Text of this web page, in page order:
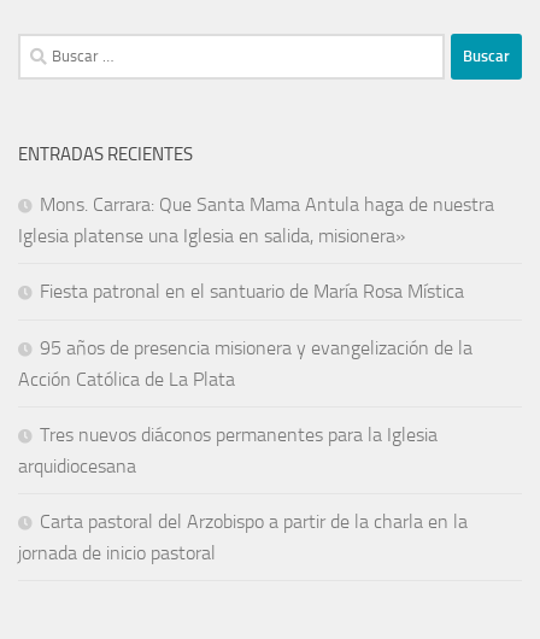
ENTRADAS RECIENTES
Mons. Carrara: Que Santa Mama Antula haga de nuestra
Iglesia platense una Iglesia en salida, misionera»
Fiesta patronal en el santuario de María Rosa Mística
95 años de presencia misionera y evangelización de la
Acción Católica de La Plata
Tres nuevos diáconos permanentes para la Iglesia
arquidiocesana
Carta pastoral del Arzobispo a partir de la charla en la
jornada de inicio pastoral